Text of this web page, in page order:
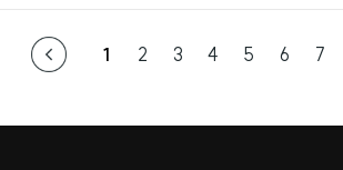
1 2 3 4 5 6 7